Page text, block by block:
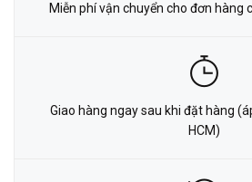
Miễn phí vận chuyển cho đơn hàng
Giao hàng ngay sau khi đặt hàng
HCM)